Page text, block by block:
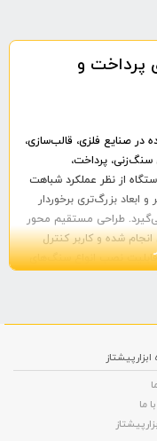
پرداخت و
در صنایع فلزی، قالب‌سازی،
پرداخت،
از نظر عملکرد شباهت
و ابعاد بزرگ‌تری برخوردار
طراحی مستقیم محور
شده و کاربر کنترل
نصب انواع سنگ‌های
آن در پرداخت و سنگ‌زنی
برش، تمیزکاری محل جوش،
و انجام عملیات ظریف
کار مداوم در شرایط
ابزارپیشتاز
ما